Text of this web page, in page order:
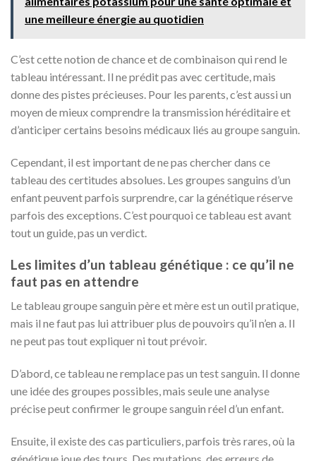
une meilleure énergie au quotidien
C’est cette notion de chance et de combinaison qui rend le
tableau intéressant. Il ne prédit pas avec certitude, mais
donne des pistes précieuses. Pour les parents, c’est aussi un
moyen de mieux comprendre la transmission héréditaire et
d’anticiper certains besoins médicaux liés au groupe sanguin.
Cependant, il est important de ne pas chercher dans ce
tableau des certitudes absolues. Les groupes sanguins d’un
enfant peuvent parfois surprendre, car la génétique réserve
parfois des exceptions. C’est pourquoi ce tableau est avant
tout un guide, pas un verdict.
Les limites d’un tableau génétique : ce qu’il ne
faut pas en attendre
Le tableau groupe sanguin père et mère est un outil pratique,
mais il ne faut pas lui attribuer plus de pouvoirs qu’il n’en a. Il
ne peut pas tout expliquer ni tout prévoir.
D’abord, ce tableau ne remplace pas un test sanguin. Il donne
une idée des groupes possibles, mais seule une analyse
précise peut confirmer le groupe sanguin réel d’un enfant.
Ensuite, il existe des cas particuliers, parfois très rares, où la